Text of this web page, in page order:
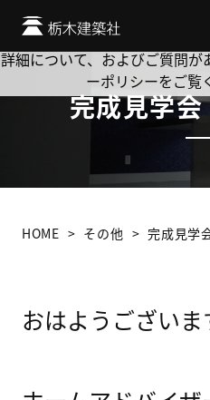
完成見学
HOME その他 完成見学
おはようございま
Cookie を使用して、お客様の
か? 当社ではお客様のプライバ
詳細について、およびご質問
ーポリシーをご覧